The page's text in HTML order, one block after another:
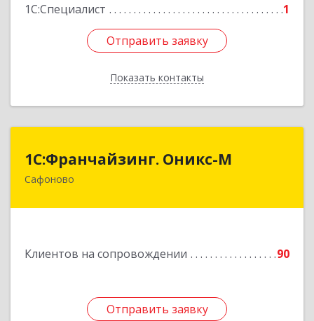
1С:Специалист
1
Отправить заявку
Показать контакты
Отправить заявку
Назад
1С:Франчайзинг. Оникс-М
Сафоново
Клиентов на сопровождении 90
Отправить заявку
1С:Франчайзинг. Оникс-М
215500, Смоленская обл, Сафоновский р-н,
Отправить заявку